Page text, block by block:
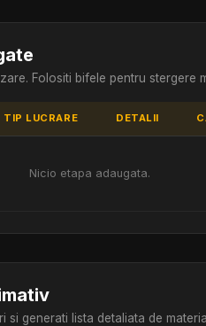
Folositi bifele pentru stergere
TIP LUCRARE DETALII
Nicio etapa adaugata.
si generati lista detaliata de